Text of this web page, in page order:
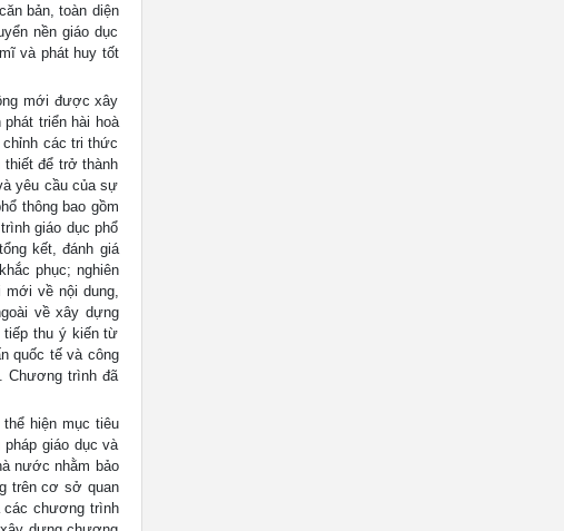
bản, toàn diện
nền giáo dục
và phát huy tốt
mới được xây
triển hài hoà
các tri thức
để trở thành
yêu cầu của sự
thông bao gồm
giáo dục phổ
kết, đánh giá
phục; nghiên
mới về nội dung,
về xây dựng
tiếp thu ý kiến từ
quốc tế và công
Chương trình đã
hiện mục tiêu
giáo dục và
nước nhằm bảo
trên cơ sở quan
các chương trình